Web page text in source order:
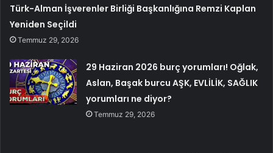
Türk-Alman İşverenler Birliği Başkanlığına Remzi Kaplan
Yeniden Seçildi
Temmuz 29, 2026
29 Haziran 2026 burç yorumları! Oğlak,
Aslan, Başak burcu AŞK, EVLİLİK, SAĞLIK
yorumları ne diyor?
Temmuz 29, 2026